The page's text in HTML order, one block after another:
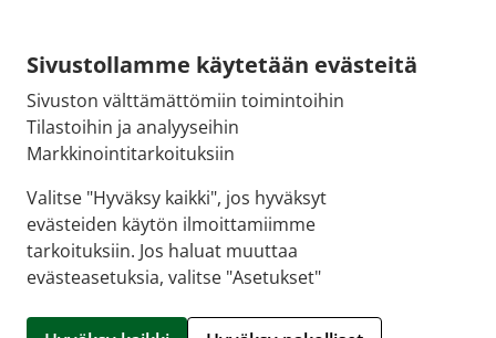
Sivustollamme käytetään evästeitä
Sivuston välttämättömiin toimintoihin
Tilastoihin ja analyyseihin
Markkinointitarkoituksiin
Valitse "Hyväksy kaikki", jos hyväksyt
evästeiden käytön ilmoittamiimme
tarkoituksiin. Jos haluat muuttaa
evästeasetuksia, valitse "Asetukset"